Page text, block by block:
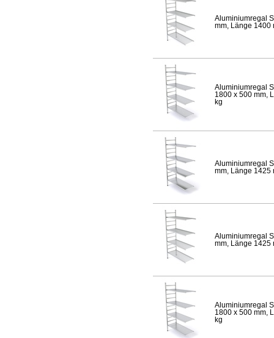
Aluminiumregal
mm, Länge 1400
Aluminiumregal
1800 x 500 mm,
kg
Aluminiumregal
mm, Länge 1425
Aluminiumregal
mm, Länge 1425
Aluminiumregal
1800 x 500 mm,
kg